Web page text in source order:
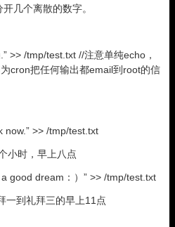
几个离散的数字。
>> /tmp/test.txt //注意单纯echo，
cron把任何输出都email到root的信
now.” >> /tmp/test.txt
小时，早上八点
good dream：）” >> /tmp/test.txt
一到礼拜三的早上11点